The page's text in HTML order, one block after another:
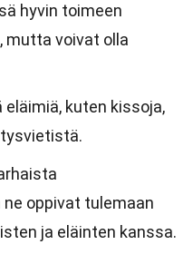
hyvin toimeen
mutta voivat olla
kuten kissoja,
oppivat tulemaan
ja eläinten kanssa.